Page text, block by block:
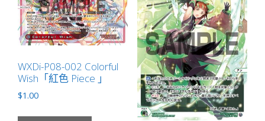
WXDi-P08-002 Colorful
Wish「紅色 Piece 」
$1.00